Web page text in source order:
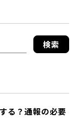
検索
る？通報の必要